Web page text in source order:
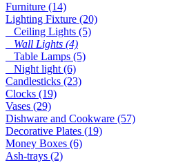
Furniture (14)
Lighting Fixture (20)
Ceiling Lights (5)
Wall Lights (4)
Table Lamps (5)
Night light (6)
Candlesticks (23)
Clocks (19)
Vases (29)
Dishware and Cookware (57)
Decorative Plates (19)
Money Boxes (6)
Ash-trays (2)